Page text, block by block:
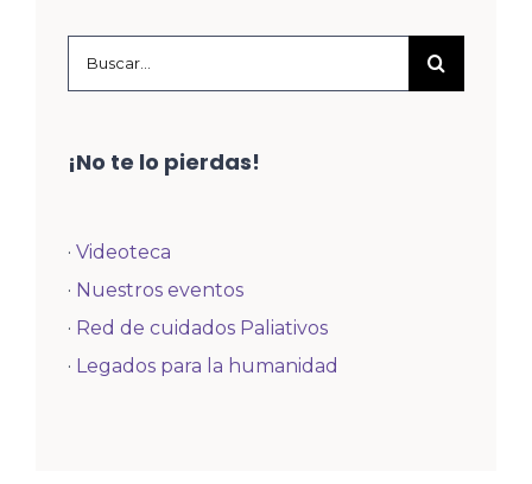
¡No te lo pierdas!
·Videoteca
· Nuestros eventos
· Red de cuidados Paliativos
· Legados para la humanidad